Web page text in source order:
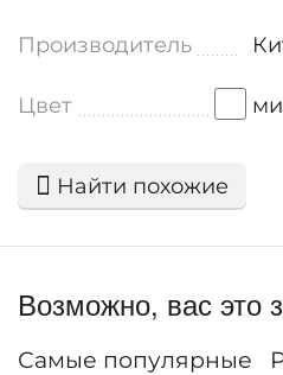
Производитель
Цвет
Найти похожие
Возможно, вас это
Самые популярные